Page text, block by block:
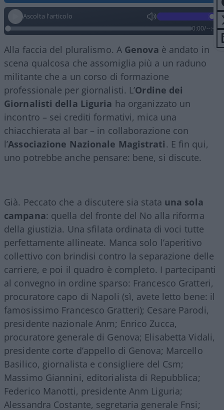
Ascolta l'articolo
0:00/--:--
Alla faccia del pluralismo. A Genova è andato in
scena qualcosa che assomiglia più a un raduno
militante che a un corso di formazione
professionale per giornalisti. L’Ordine dei
Giornalisti della Liguria ha organizzato un
incontro – sei crediti formativi, mica una
chiacchierata al bar – in collaborazione con
l’Associazione Nazionale Magistrati. E fin qui,
uno potrebbe anche pensare: bene, si discute.
Già. Peccato che a discutere sia stata una sola
campana: quella del fronte del No alla riforma
della giustizia. Una sfilata ordinata di voci tutte
perfettamente allineate. Manca solo l’aperitivo
collettivo con brindisi contro la separazione delle
carriere, e poi il quadro è completo. I partecipanti
al convegno in ordine sparso: Francesco Gratteri,
procuratore capo di Napoli (sì, avete letto bene: il
famosissimo Francesco Gratteri); Cesare Parodi,
presidente nazionale Anm; Enrico Zucca,
procuratore generale di Genova; Elisabetta Vidali,
presidente corte d’appello di Genova; Marcello
Basilico, giornalista e consigliere del Csm;
Massimo Giannini, editorialista di Repubblica;
Federico Manotti, presidente Anm Liguria;
Alessandra Costante, segretaria generale Fnsi;